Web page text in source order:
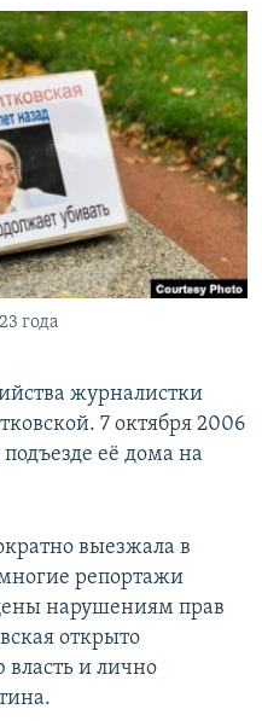
года
журналистки
7 октября 2006
её дома на
выезжала в
репортажи
нарушениям прав
открыто
и лично